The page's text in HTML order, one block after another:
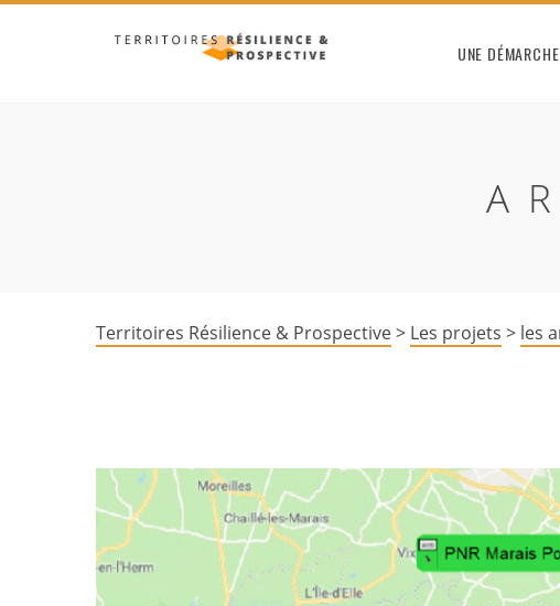
UNE DÉMARCHE
Territoires Résilience & Prospective> Les projets > les